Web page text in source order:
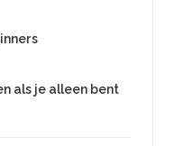
als je alleen bent